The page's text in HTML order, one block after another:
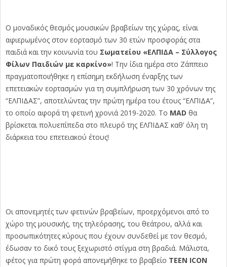
Ο μοναδικός θεσμός μουσικών βραβείων της χώρας, είναι
αφιερωμένος στον εορτασμό των 30 ετών προσφοράς στα
παιδιά και την κοινωνία του Σωματείου «ΕΛΠΙΔΑ – Σύλλογος
Φίλων Παιδιών με καρκίνο»! Την ίδια ημέρα στο Ζάππειο
πραγματοποιήθηκε η επίσημη εκδήλωση έναρξης των
επετειακών εορτασμών για τη συμπλήρωση των 30 χρόνων της
“ΕΛΠΙΔΑΣ”, αποτελώντας την πρώτη ημέρα του έτους “ΕΛΠΙΔΑ”,
το οποίο αφορά τη φετινή χρονιά 2019-2020. Το MAD θα
βρίσκεται πολυεπίπεδα στο πλευρό της ΕΛΠΙΔΑΣ καθ’ όλη τη
διάρκεια του επετειακού έτους!
Οι απονεμητές των φετινών βραβείων, προερχόμενοι από το
χώρο της μουσικής, της τηλεόρασης, του θεάτρου, αλλά και
προσωπικότητες κύρους που έχουν συνδεθεί με τον θεσμό,
έδωσαν το δικό τους ξεχωριστό στίγμα στη βραδιά. Μάλιστα,
φέτος για πρώτη φορά απονεμήθηκε το βραβείο TEEN ICON